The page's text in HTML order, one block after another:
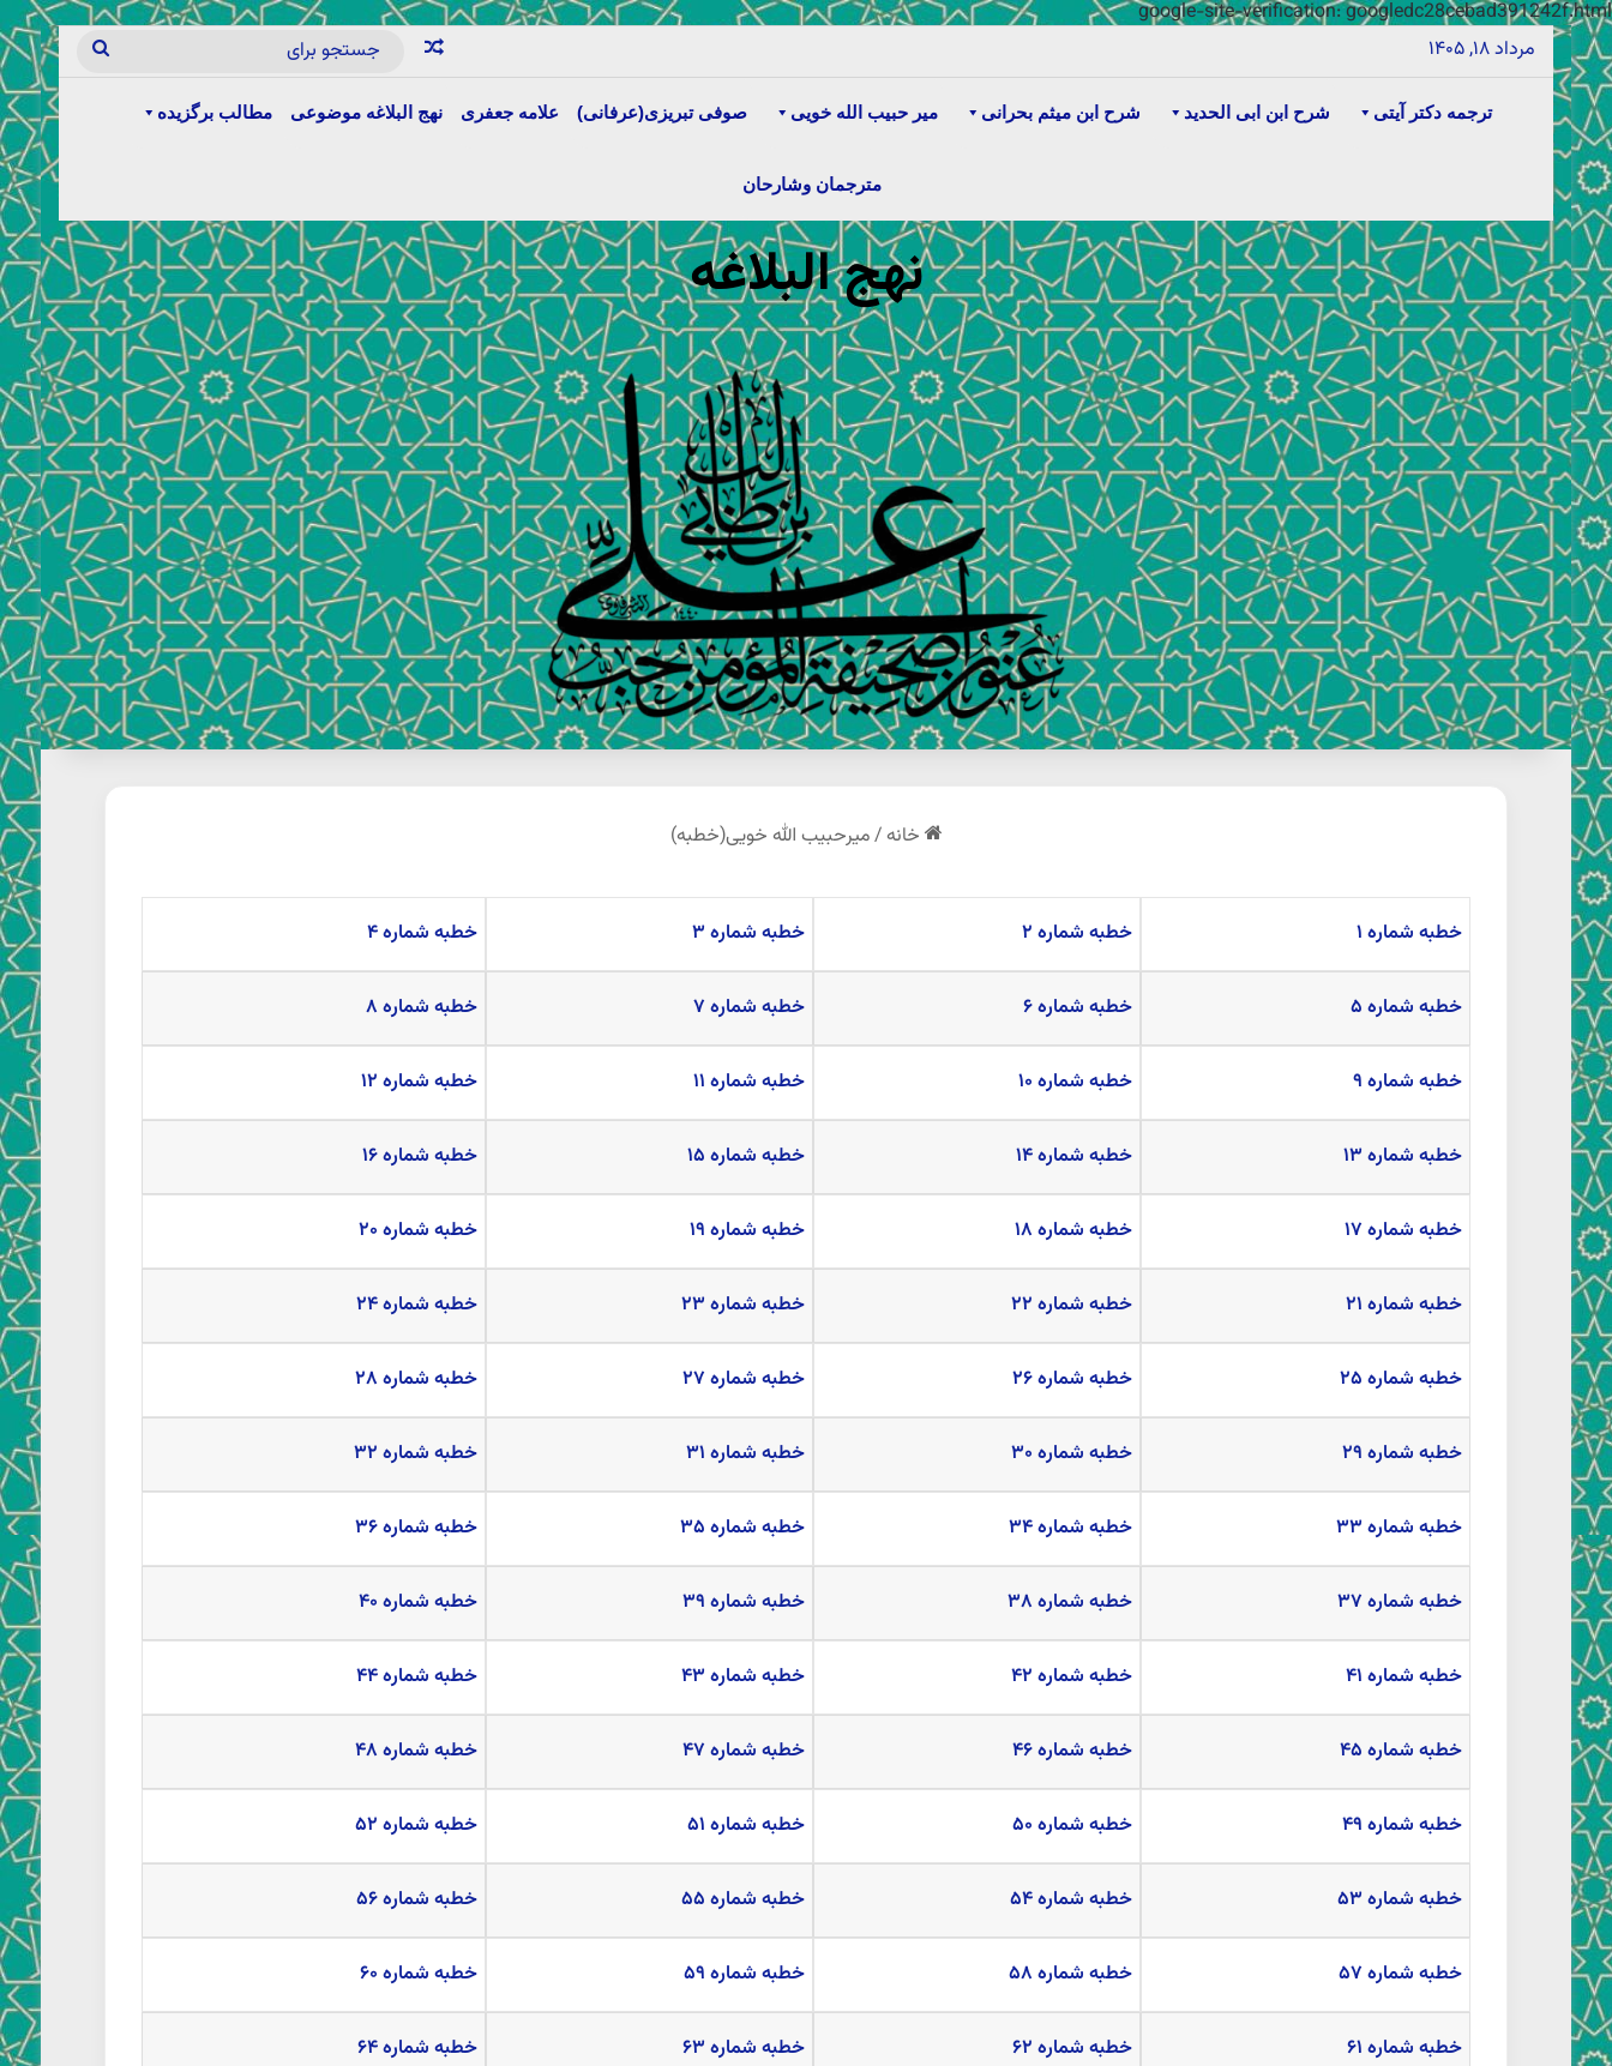
google-site-verification: googledc28cebad391242f.html
مرداد ۱۸, ۱۴۰۵
ترجمه دکتر آیتی شرح ابن ابی الحدید شرح ابن میثم بحرانی میر حبیب الله خویی صوفی تبریزی(عرفانی) علامه جعفری نهج البلاغه موضوعی مطالب برگزیده
مترجمان وشارحان
نهج البلاغه
خانه/میرحبیب الله خویی(خطبه)
خطبه شماره ۱ خطبه شماره ۲ خطبه شماره ۳ خطبه شماره ۴
خطبه شماره ۵ خطبه شماره ۶ خطبه شماره ۷ خطبه شماره ۸
خطبه شماره ۹ خطبه شماره ۱۰ خطبه شماره ۱۱ خطبه شماره ۱۲
خطبه شماره ۱۳ خطبه شماره ۱۴ خطبه شماره ۱۵ خطبه شماره ۱۶
خطبه شماره ۱۷ خطبه شماره ۱۸ خطبه شماره ۱۹ خطبه شماره ۲۰
خطبه شماره ۲۱ خطبه شماره ۲۲ خطبه شماره ۲۳ خطبه شماره ۲۴
خطبه شماره ۲۵ خطبه شماره ۲۶ خطبه شماره ۲۷ خطبه شماره ۲۸
خطبه شماره ۲۹ خطبه شماره ۳۰ خطبه شماره ۳۱ خطبه شماره ۳۲
خطبه شماره ۳۳ خطبه شماره ۳۴ خطبه شماره ۳۵ خطبه شماره ۳۶
خطبه شماره ۳۷ خطبه شماره ۳۸ خطبه شماره ۳۹ خطبه شماره ۴۰
خطبه شماره ۴۱ خطبه شماره ۴۲ خطبه شماره ۴۳ خطبه شماره ۴۴
خطبه شماره ۴۵ خطبه شماره ۴۶ خطبه شماره ۴۷ خطبه شماره ۴۸
خطبه شماره ۴۹ خطبه شماره ۵۰ خطبه شماره ۵۱ خطبه شماره ۵۲
خطبه شماره ۵۳ خطبه شماره ۵۴ خطبه شماره ۵۵ خطبه شماره ۵۶
خطبه شماره ۵۷ خطبه شماره ۵۸ خطبه شماره ۵۹ خطبه شماره ۶۰
خطبه شماره ۶۱ خطبه شماره ۶۲ خطبه شماره ۶۳ خطبه شماره ۶۴